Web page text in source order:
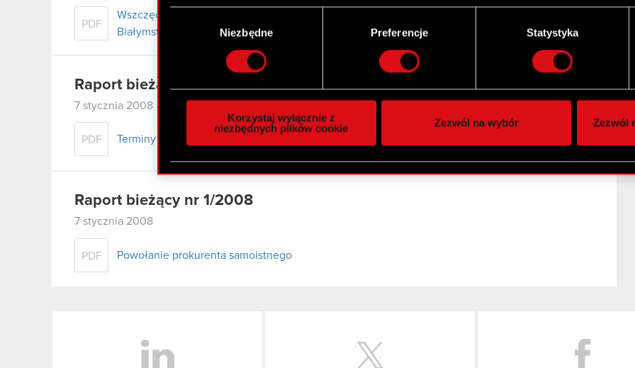
Identyfikować Twoje urządzenie, aktywnie analizując charakteryzującego je zbiory
Dowiedz się więcej odnośnie tego, jak Twoje osobiste dane są przetwarzane oraz ustaw
szczegółów . W Deklaracji plików cookie możesz zmienić lub wycofać swoją zgodę w
Wykorzystujemy pliki cookie do spersonalizowania treści i reklam, aby oferować funkcje
społecznościowym, reklamowym i analitycznym. Partnerzy mogą połączyć te informacje
otrzymanymi od Ciebie lub uzyskanymi podczas korzystania z ich usług. Kontynuując
zgadasz się na używanie plików cookie.
Niezbędne Preferencje Statystyka
Korzystaj wyłącznie z
niezbędnych plików cookie
Zezwól na wybór Zezwól
PDF
Wszczęcie postępowania egzekucyjnego przez Komornika Sądowego przy Sądzie w
Białymstoku i zajęcie wierzytelności.
Raport bieżący nr 2/2008
7 stycznia 2008
PDF Terminy przekazywania raportów okresowych w 2008 roku
Raport bieżący nr 1/2008
7 stycznia 2008
PDF Powołanie prokurenta samoistnego